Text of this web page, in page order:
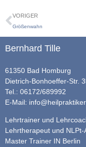
VORIGER
Größenwahn
Bernhard Tille
61350 Bad Homburg
Dietrich-Bonhoeffer-Str.
Tel.: 06172/689992
E-Mail:
Lehrtrainer und
Lehrtherapeut und
Master Trainer IN Berlin